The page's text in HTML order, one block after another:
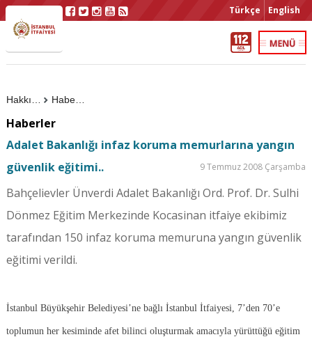
Türkçe English
Haberler
Haberler
Adalet Bakanlığı infaz koruma memurlarına yangın
güvenlik eğitimi..
9 Temmuz 2008 Çarşamba
Bahçelievler Ünverdi Adalet Bakanlığı Ord. Prof. Dr. Sulhi
Dönmez Eğitim Merkezinde Kocasinan itfaiye ekibimiz
tarafından 150 infaz koruma memuruna yangın güvenlik
eğitimi verildi.
İstanbul Büyükşehir Belediyesi’ne bağlı İstanbul İtfaiyesi, 7’den 70’e
toplumun her kesiminde afet bilinci oluşturmak amacıyla yürüttüğü eğitim